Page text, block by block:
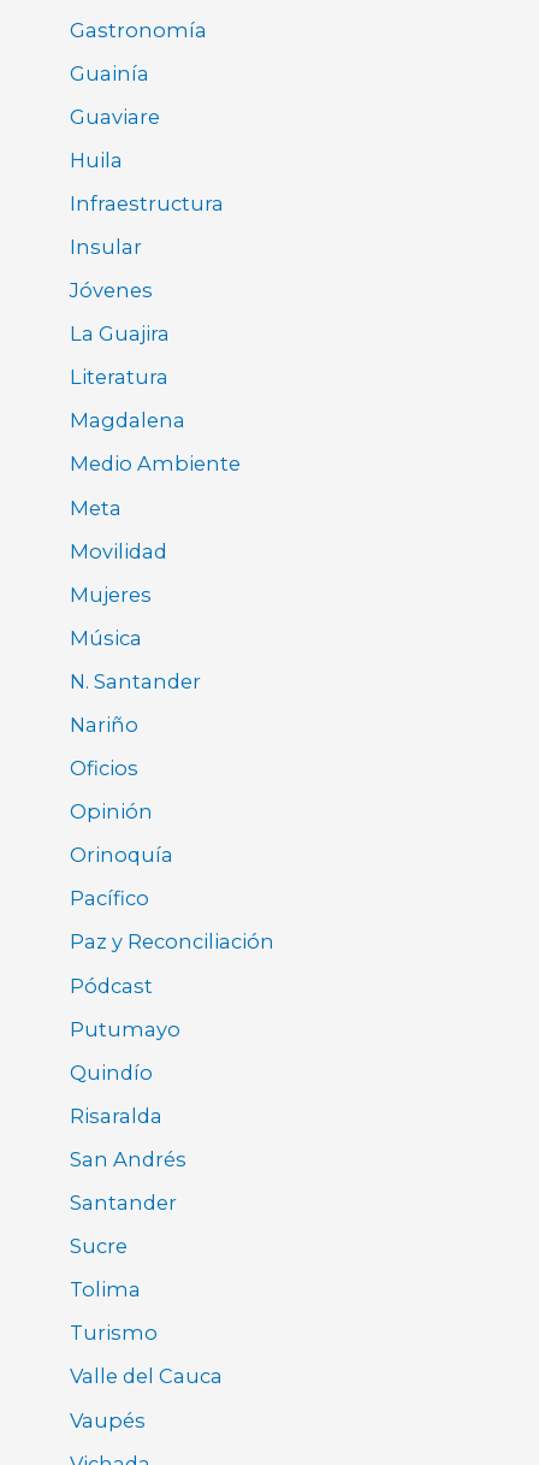
Gastronomía
Guainía
Guaviare
Huila
Infraestructura
Insular
Jóvenes
La Guajira
Literatura
Magdalena
Medio Ambiente
Meta
Movilidad
Mujeres
Música
N. Santander
Nariño
Oficios
Opinión
Orinoquía
Pacífico
Paz y Reconciliación
Pódcast
Putumayo
Quindío
Risaralda
San Andrés
Santander
Sucre
Tolima
Turismo
Valle del Cauca
Vaupés